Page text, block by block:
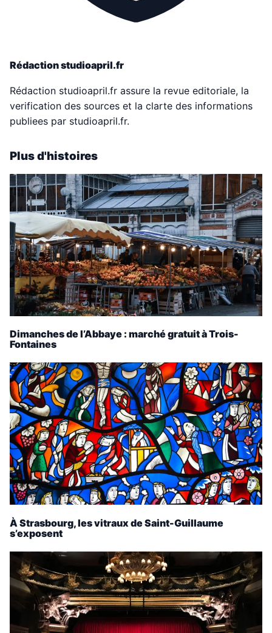
Rédaction studioapril.fr
Rédaction studioapril.fr assure la revue editoriale, la
verification des sources et la clarte des informations
publiees par studioapril.fr.
Plus d'histoires
Dimanches de l’Abbaye : marché gratuit à Trois-
Fontaines
À Strasbourg, les vitraux de Saint-Guillaume
s’exposent